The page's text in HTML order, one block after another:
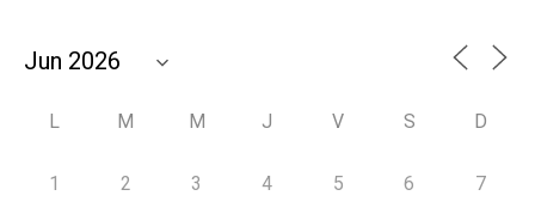
L M M J V S D
1 2 3 4 5 6 7